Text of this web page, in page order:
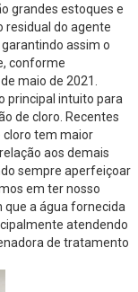
grandes estoques e
residual do agente
assim o
conforme
maio de 2021.
principal intuito para
de cloro. Recentes
cloro tem maior
aos demais
sempre aperfeiçoar
em ter nosso
que a água fornecida
atendendo
de tratamento